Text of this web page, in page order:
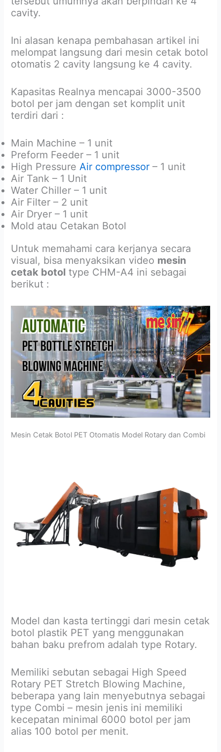
cavity.
Ini alasan kenapa pembahasan artikel ini
melompat langsung dari mesin cetak botol
otomatis 2 cavity langsung ke 4 cavity.
Kapasitas Realnya mencapai 3000-3500
botol per jam dengan set komplit unit
terdiri dari :
Main Machine – 1 unit
Preform Feeder – 1 unit
High PressureAir compressor – 1 unit
Air Tank – 1 Unit
Water Chiller – 1 unit
Air Filter – 2 unit
Air Dryer – 1 unit
Mold atau Cetakan Botol
Untuk memahami cara kerjanya secara
visual, bisa menyaksikan video mesin
cetak botol type CHM-A4 ini sebagai
berikut :
Mesin Cetak Botol PET Otomatis Model Rotary dan Combi
Model dan kasta tertinggi dari mesin cetak
botol plastik PET yang menggunakan
bahan baku prefrom adalah type Rotary.
Memiliki sebutan sebagai High Speed
Rotary PET Stretch Blowing Machine,
beberapa yang lain menyebutnya sebagai
type Combi – mesin jenis ini memiliki
kecepatan minimal 6000 botol per jam
alias 100 botol per menit.